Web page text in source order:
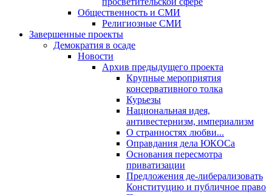
Общественность и СМИ
Религиозные СМИ
Завершенные проекты
Демократия в осаде
Новости
Архив предыдущего проекта
Крупные мероприятия
консервативного толка
Курьезы
Национальная идея,
антивестернизм, империализм
О странностях любви...
Оправдания дела ЮКОСа
Основания пересмотра
приватизации
Предложения де-либерализовать
Конституцию и публичное право